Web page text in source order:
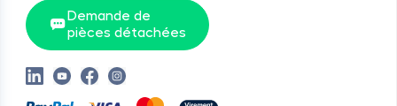
Demande de
pièces détachées